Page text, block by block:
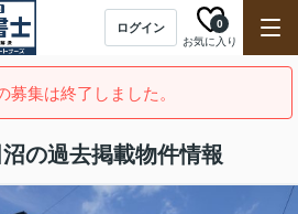
ログイン
お気に入り
0
募集は終了しました。
の過去掲載物件情報